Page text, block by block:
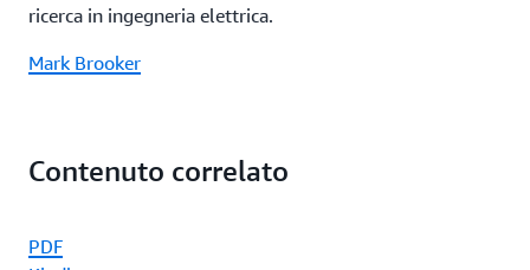
ricerca in ingegneria elettrica.
Mark Brooker
Contenuto correlato
PDF